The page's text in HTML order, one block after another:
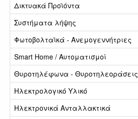
Δικτυακά Προϊόντα
Συστήματα λήψης
Φωτοβολταϊκά - Ανεμογεννήτριες
Smart Home / Αυτοματισμοί
Θυροτηλέφωνα - Θυροτηλεοράσεις
Ηλεκτρολογικό Υλικό
Ηλεκτρονικά Ανταλλακτικά